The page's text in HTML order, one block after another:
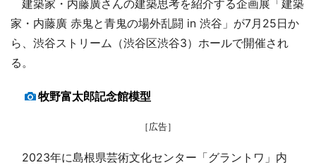
建築家・内藤廣さんの建築思考を紹介する企画展「建築
家・内藤廣 赤鬼と青鬼の場外乱闘 in 渋谷」が7月25日か
ら、渋谷ストリーム（渋谷区渋谷3）ホールで開催され
る。
牧野富太郎記念館模型
［広告］
2023年に島根県芸術文化センター「グラントワ」内